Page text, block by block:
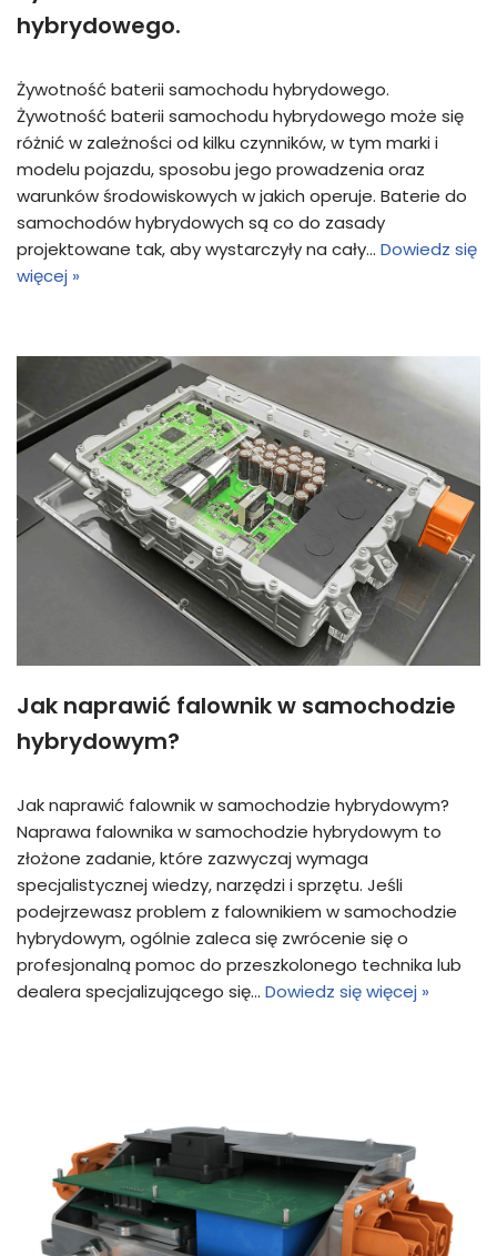
hybrydowego.
Żywotność baterii samochodu hybrydowego.
Żywotność baterii samochodu hybrydowego może się
różnić w zależności od kilku czynników, w tym marki i
modelu pojazdu, sposobu jego prowadzenia oraz
warunków środowiskowych w jakich operuje. Baterie do
samochodów hybrydowych są co do zasady
projektowane tak, aby wystarczyły na cały… Dowiedz się
więcej »
Jak naprawić falownik w samochodzie
hybrydowym?
Jak naprawić falownik w samochodzie hybrydowym?
Naprawa falownika w samochodzie hybrydowym to
złożone zadanie, które zazwyczaj wymaga
specjalistycznej wiedzy, narzędzi i sprzętu. Jeśli
podejrzewasz problem z falownikiem w samochodzie
hybrydowym, ogólnie zaleca się zwrócenie się o
profesjonalną pomoc do przeszkolonego technika lub
dealera specjalizującego się… Dowiedz się więcej »